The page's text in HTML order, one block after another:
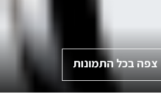
צפה בכל התמונות